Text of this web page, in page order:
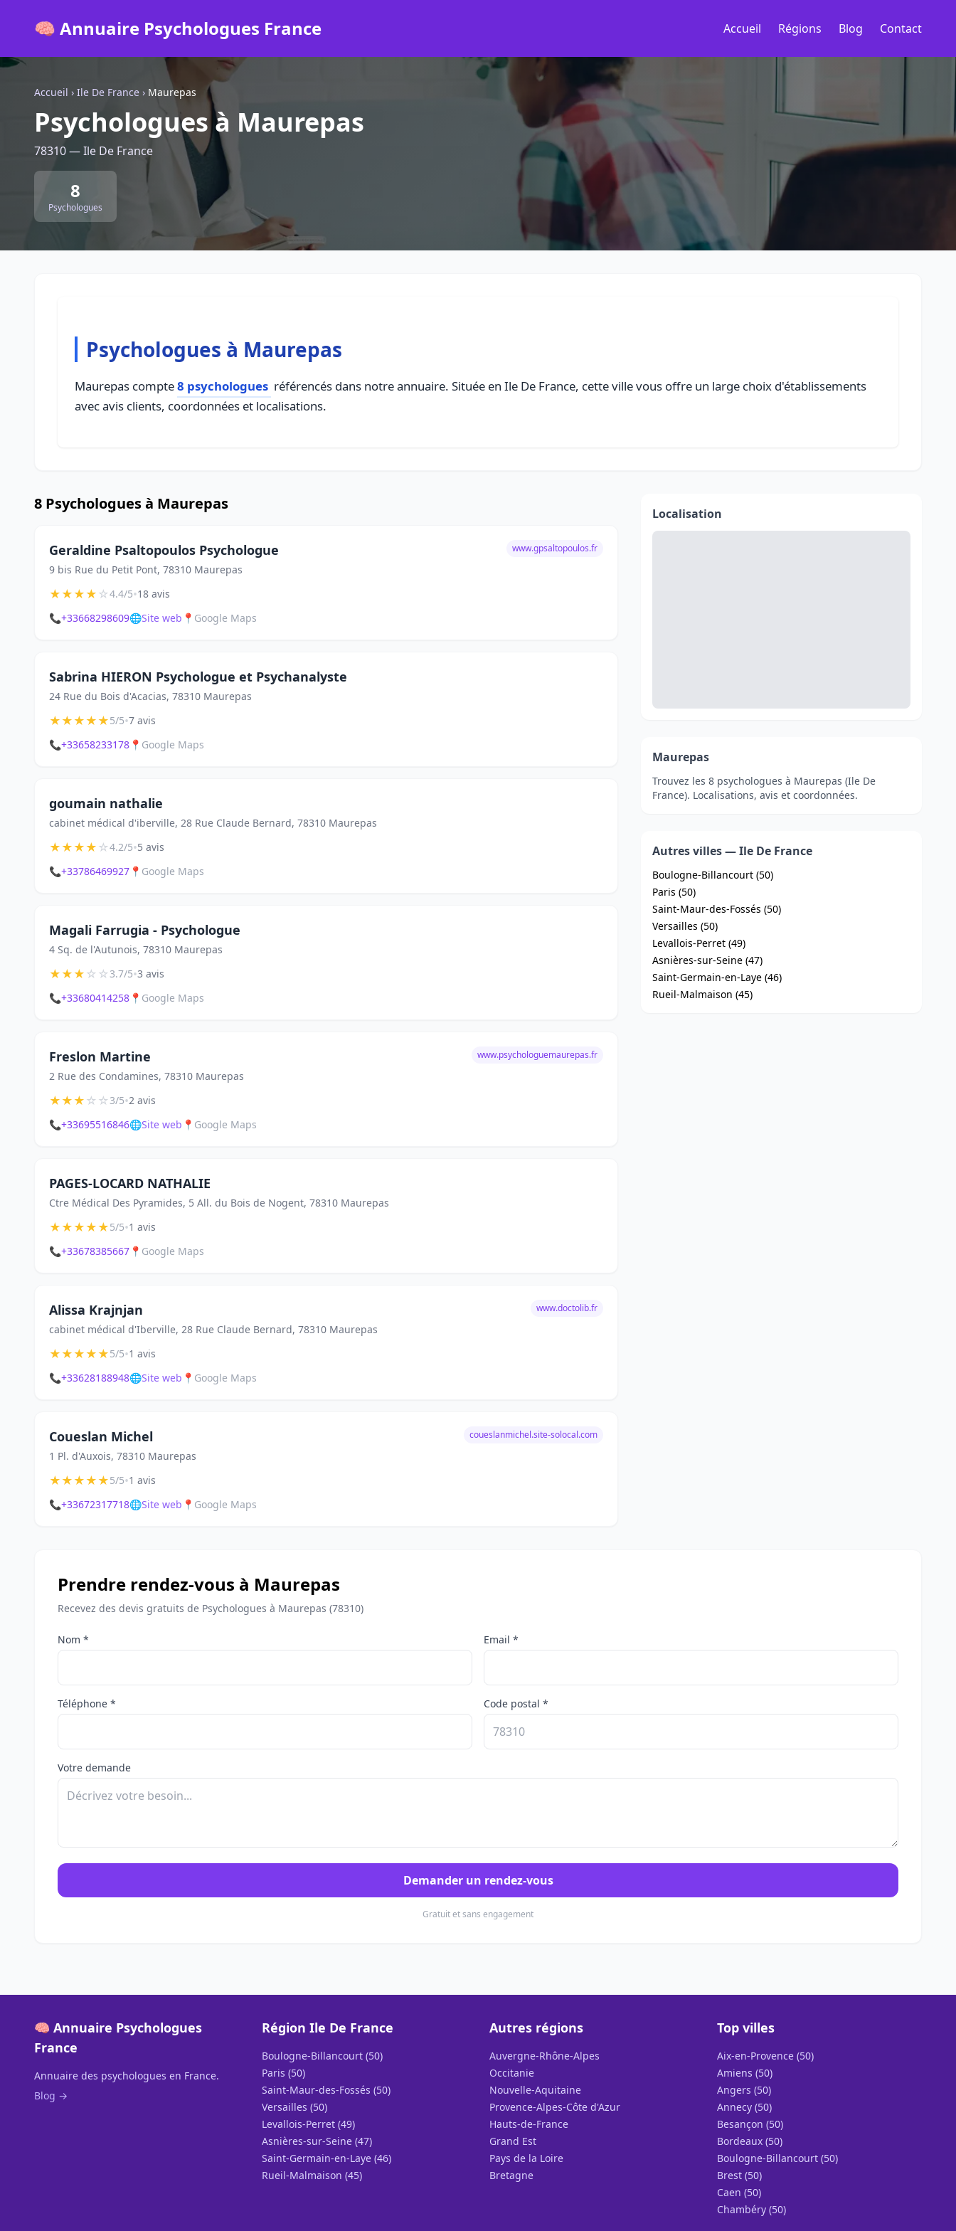
🧠 Annuaire Psychologues France Accueil Régions Blog Contact
Accueil › Ile De France › Maurepas
Psychologues à Maurepas
78310 — Ile De France
8
Psychologues
Psychologues à Maurepas
Maurepas compte8 psychologues référencés dans notre annuaire. Située en Ile De France, cette ville vous offre un large choix d'établissements
avec avis clients, coordonnées et localisations.
8 Psychologues à Maurepas
Geraldine Psaltopoulos Psychologue
9 bis Rue du Petit Pont, 78310 Maurepas
www.gpsaltopoulos.fr
★★★★☆4.4/5•18 avis
📞+33668298609🌐Site web 📍 Google Maps
Sabrina HIERON Psychologue et Psychanalyste
24 Rue du Bois d'Acacias, 78310 Maurepas
★★★★★5/5•7 avis
📞+33658233178 📍 Google Maps
goumain nathalie
cabinet médical d'iberville, 28 Rue Claude Bernard, 78310 Maurepas
★★★★☆4.2/5•5 avis
📞+33786469927 📍 Google Maps
Magali Farrugia - Psychologue
4 Sq. de l'Autunois, 78310 Maurepas
★★★☆☆3.7/5•3 avis
📞+33680414258 📍 Google Maps
Freslon Martine
2 Rue des Condamines, 78310 Maurepas
www.psychologuemaurepas.fr
★★★☆☆3/5•2 avis
📞+33695516846🌐Site web 📍 Google Maps
PAGES-LOCARD NATHALIE
Ctre Médical Des Pyramides, 5 All. du Bois de Nogent, 78310 Maurepas
★★★★★5/5•1 avis
📞+33678385667 📍 Google Maps
Alissa Krajnjan
cabinet médical d'Iberville, 28 Rue Claude Bernard, 78310 Maurepas
www.doctolib.fr
★★★★★5/5•1 avis
📞+33628188948🌐Site web 📍 Google Maps
Coueslan Michel
1 Pl. d'Auxois, 78310 Maurepas
coueslanmichel.site-solocal.com
★★★★★5/5•1 avis
📞+33672317718🌐Site web 📍 Google Maps
Localisation
Maurepas
Trouvez les 8 psychologues à Maurepas (Ile De
France). Localisations, avis et coordonnées.
Autres villes — Ile De France
Boulogne-Billancourt (50)
Paris (50)
Saint-Maur-des-Fossés (50)
Versailles (50)
Levallois-Perret (49)
Asnières-sur-Seine (47)
Saint-Germain-en-Laye (46)
Rueil-Malmaison (45)
Prendre rendez-vous à Maurepas
Recevez des devis gratuits de Psychologues à Maurepas (78310)
Nom * Email *
Téléphone * Code postal *
Votre demande
Demander un rendez-vous
Gratuit et sans engagement
🧠 Annuaire Psychologues
France
Annuaire des psychologues en France.
Blog →
Région Ile De France
Boulogne-Billancourt (50)
Paris (50)
Saint-Maur-des-Fossés (50)
Versailles (50)
Levallois-Perret (49)
Asnières-sur-Seine (47)
Saint-Germain-en-Laye (46)
Rueil-Malmaison (45)
Autres régions
Auvergne-Rhône-Alpes
Occitanie
Nouvelle-Aquitaine
Provence-Alpes-Côte d'Azur
Hauts-de-France
Grand Est
Pays de la Loire
Bretagne
Top villes
Aix-en-Provence (50)
Amiens (50)
Angers (50)
Annecy (50)
Besançon (50)
Bordeaux (50)
Boulogne-Billancourt (50)
Brest (50)
Caen (50)
Chambéry (50)